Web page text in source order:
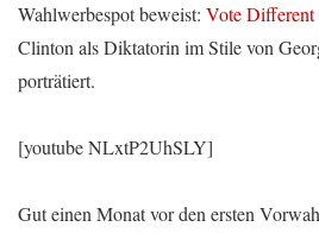
Wahlwerbespot beweist: Vote Different
Clinton als Diktatorin im Stile von
porträtiert.
[youtube NLxtP2UhSLY]
Gut einen Monat vor den ersten